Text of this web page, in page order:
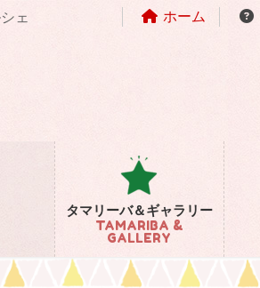
ェ ホーム
タマリーバ＆ギャラリー
TAMARIBA &
GALLERY